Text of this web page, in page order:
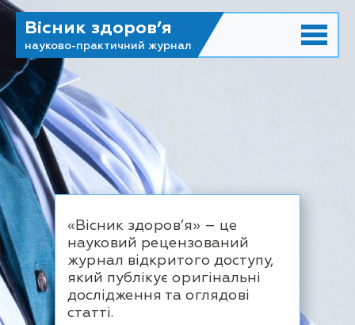
Вісник здоров’я
науково-практичний журнал
«Вісник здоров’я» – це
науковий рецензований
журнал відкритого доступу,
який публікує оригінальні
дослідження та оглядові
статті.